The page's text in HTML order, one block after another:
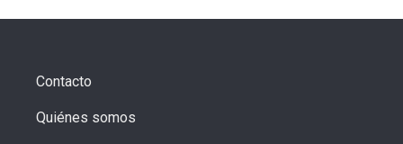
Contacto
Quiénes somos